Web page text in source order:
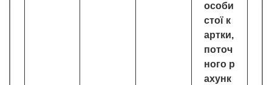
особи
стої к
артки,
поточ
ного р
ахунк